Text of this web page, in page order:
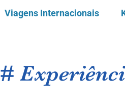
Viagens Internacionais
#